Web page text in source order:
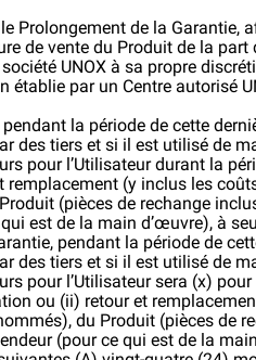
Prolongement de la Garantie,
de vente du Produit de la
UNOX à sa propre
établie par un Centre autorisé
la période de cette
des tiers et si il est utilisé de
pour l’Utilisateur durant la
(y inclus les
(pièces de rechange
est de la main d’œuvre), à
pendant la période de
des tiers et si il est utilisé de
pour l’Utilisateur sera (x)
ou (ii) retour et
du Produit (pièces de
(pour ce qui est de la